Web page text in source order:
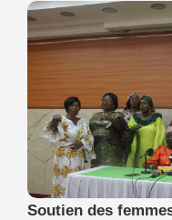
Soutien des